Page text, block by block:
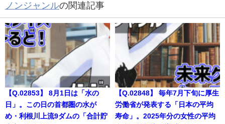
ノンジャンルの関連記事
【Q.02853】 8月1日は「水の
日」。この日の首都圏の水が
め・利根川上流9ダムの「合計貯
【Q.02848】 毎年7月下旬に厚生
労働省が発表する「日本の平均
寿命」。2025年分の女性の平均